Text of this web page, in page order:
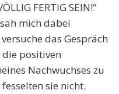
FERTIG SEIN!“
mich dabei
das Gespräch
positiven
Nachwuchses zu
sie nicht.